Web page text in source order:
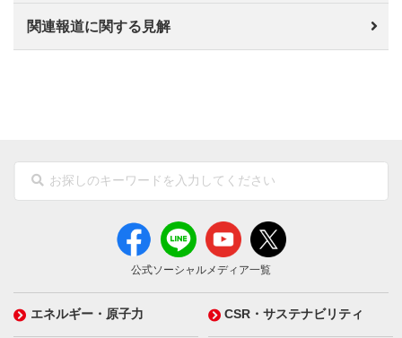
関連報道に関する見解
公式ソーシャルメディア一覧
エネルギー・原子力 CSR・サステナビリティ